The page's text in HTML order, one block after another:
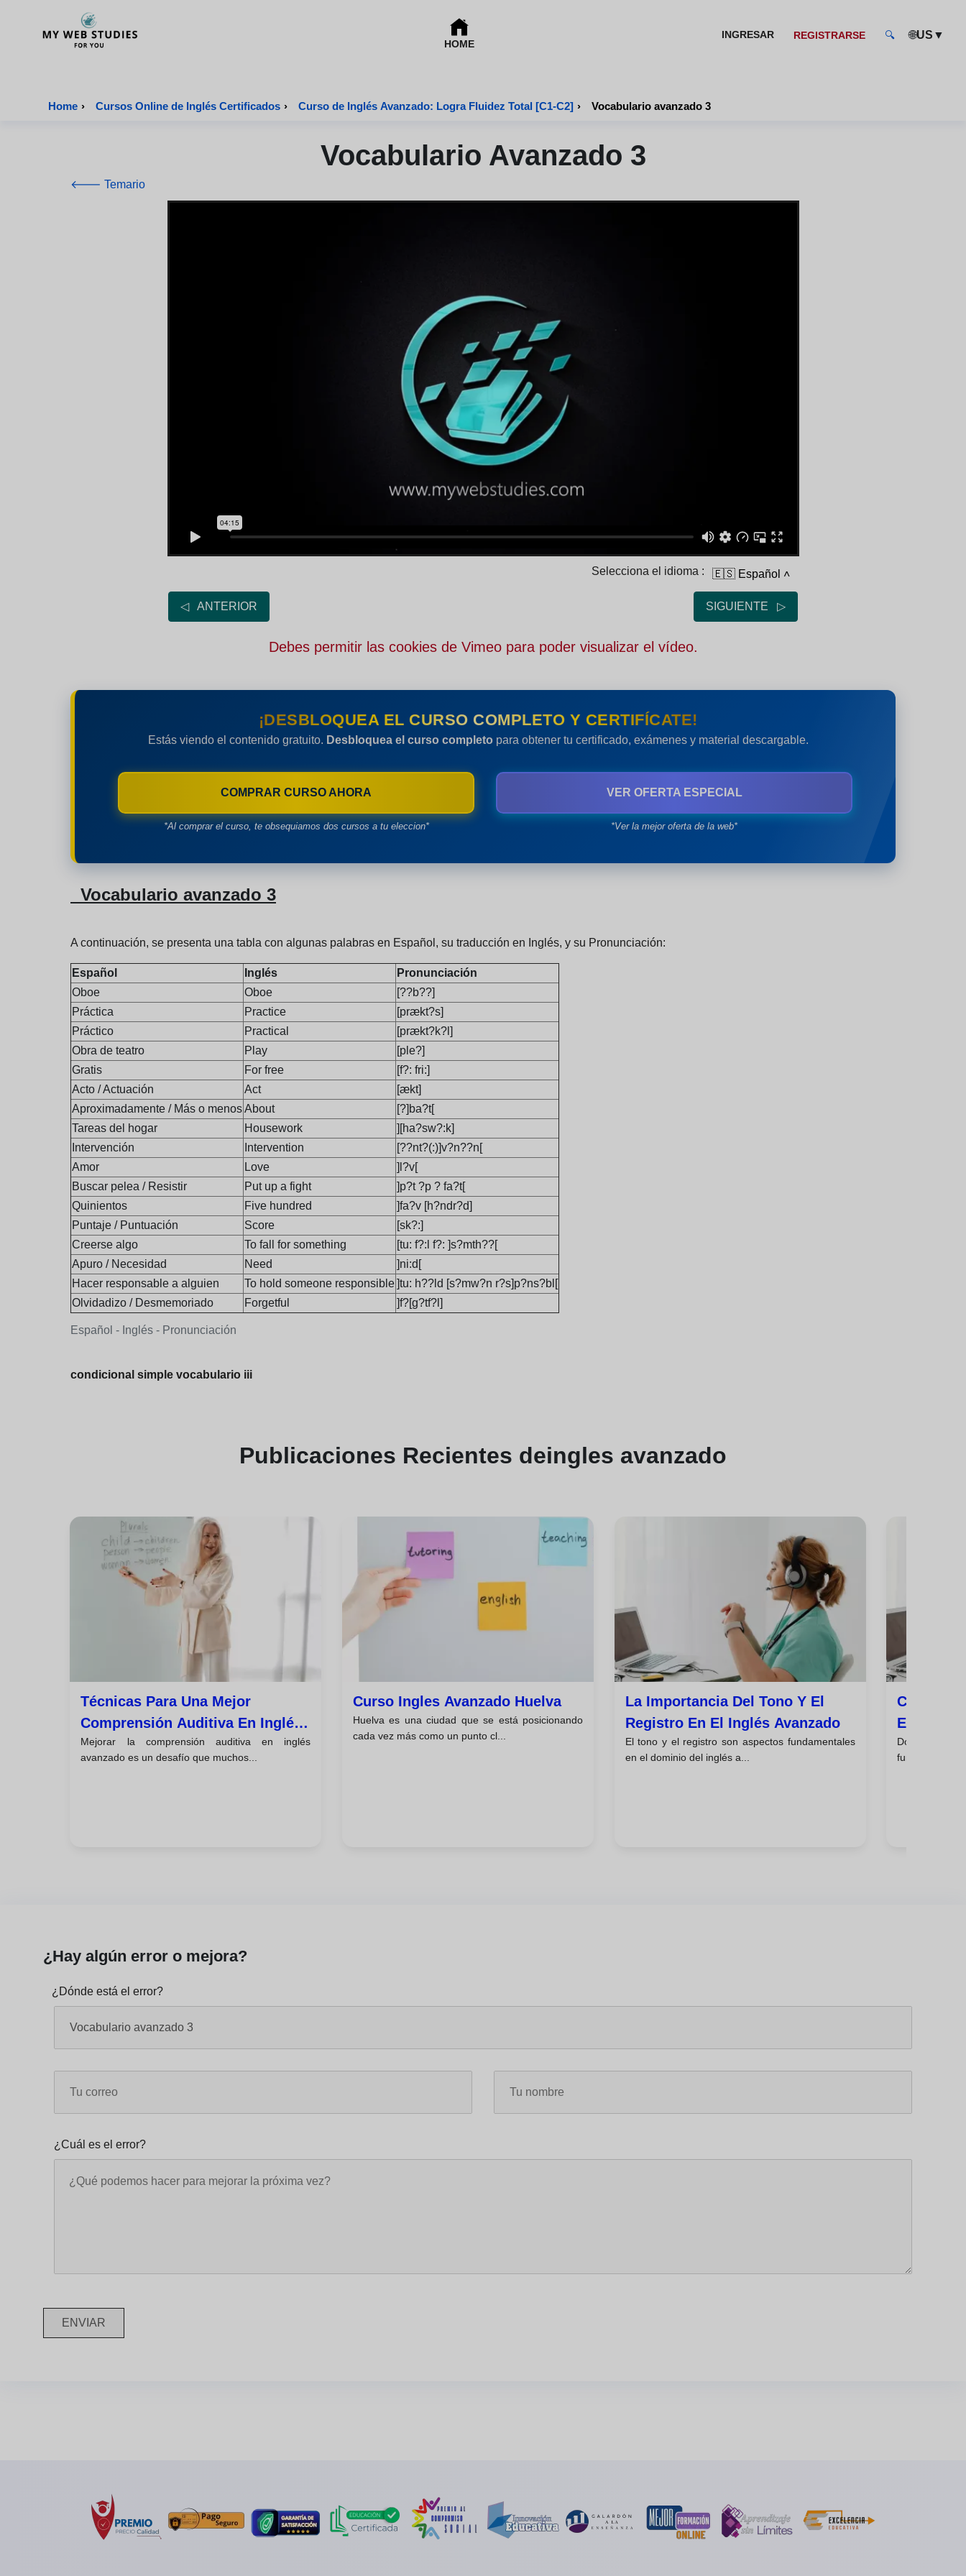
HOME
INGRESAR REGISTRARSE 🔍 🌐US ▼
Home › Cursos Online de Inglés Certificados › Curso de Inglés Avanzado: Logra Fluidez Total [C1-C2] › Vocabulario avanzado 3
Vocabulario Avanzado 3
🡐 Temario
Selecciona el idioma : 🇪🇸 Español ˄
◁ ANTERIOR SIGUIENTE ▷
Debes permitir las cookies de Vimeo para poder visualizar el vídeo.
¡DESBLOQUEA EL CURSO COMPLETO Y CERTIFÍCATE!
Estás viendo el contenido gratuito. Desbloquea el curso completopara obtener tu certificado, exámenes y material descargable.
COMPRAR CURSO AHORA
*Al comprar el curso, te obsequiamos dos cursos a tu eleccion*
VER OFERTA ESPECIAL
*Ver la mejor oferta de la web*
Vocabulario avanzado 3
A continuación, se presenta una tabla con algunas palabras en Español , su traducción en Inglés, y su Pronunciación:
Español - Inglés - Pronunciación
Español Inglés
Pronunciación
Oboe
Oboe
[??b??]
Práctica
Practice
[prækt?s]
Práctico
Practical
[prækt?k?l]
Obra de teatro
Play
[ple?]
Gratis
For free
[f?: fri:]
Acto / Actuación
Act
[ækt]
Aproximadamente / Más o menosAbout
[?]ba?t[
Tareas del hogar
Housework
][ha?sw?:k]
Intervención
Intervention
[??nt?(:)]v?n??n[
Amor
Love
]l?v[
Buscar pelea / Resistir
Put up a fight
]p?t ?p ? fa?t[
Quinientos
Five hundred
]fa?v [h?ndr?d]
Puntaje / Puntuación
Score
[sk?:]
Creerse algo
To fall for something
[tu: f?:l f?: ]s?mth??[
Apuro / Necesidad
Need
]ni:d[
Hacer responsable a alguien
To hold someone responsible]tu: h??ld [s?mw?n r?s]p?ns?bl[
Olvidadizo / Desmemoriado
Forgetful ]f?[g?tf?l]
condicional simple vocabulario iii
Publicaciones Recientes deingles avanzado
Técnicas Para Una Mejor
Comprensión Auditiva En Inglés
Avanzado
Mejorar la comprensión auditiva en inglés
avanzado es un desafío que muchos...
Curso Ingles Avanzado Huelva
Huelva es una ciudad que se está posicionando
cada vez más como un punto cl...
La Importancia Del Tono Y El
Registro En El Inglés Avanzado
El tono y el registro son aspectos fundamentales
en el dominio del inglés a...
Cómo
En Inglés
Dominar un
fundamental
¿Hay algún error o mejora?
¿Dónde está el error?
¿Cuál es el error?
ENVIAR